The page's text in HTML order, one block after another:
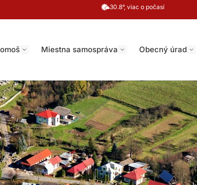
30.8°, viac o počasí
Miestna samospráva Obecný úrad